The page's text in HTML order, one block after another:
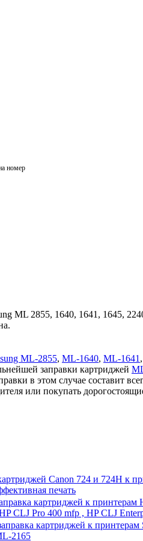
номер
ML 2855, 1640, 1641, 1645,
ML-2855, ML-1640, ML-1641 ,
заправки картриджей
в этом случае составит
или покупать
Canon 724 и 724H к
печать
картриджей к
CLJ Pro 400 mfp , HP CLJ
картриджей к
2165